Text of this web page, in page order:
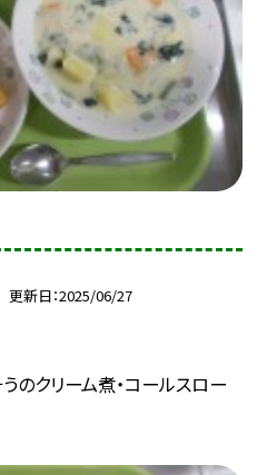
更新日 2025/06/27
うのクリーム煮・コールスロー